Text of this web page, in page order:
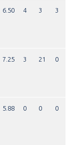
6.50 4 3 3
7.25 3 21 0
5.88 0 0 0